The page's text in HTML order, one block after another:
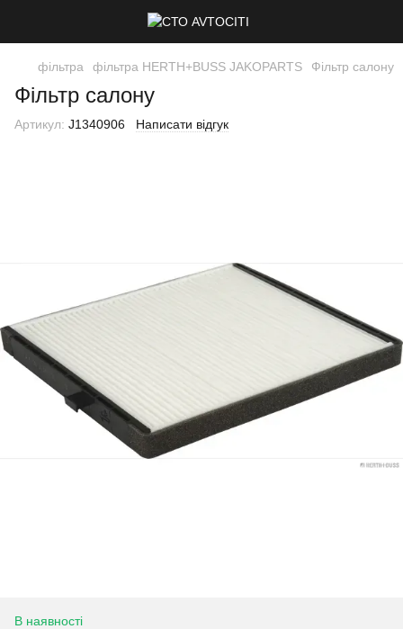
фільтра фільтра HERTH+BUSS JAKOPARTS Фільтр салону
Фільтр салону
Артикул: J1340906 Написати відгук
В наявності